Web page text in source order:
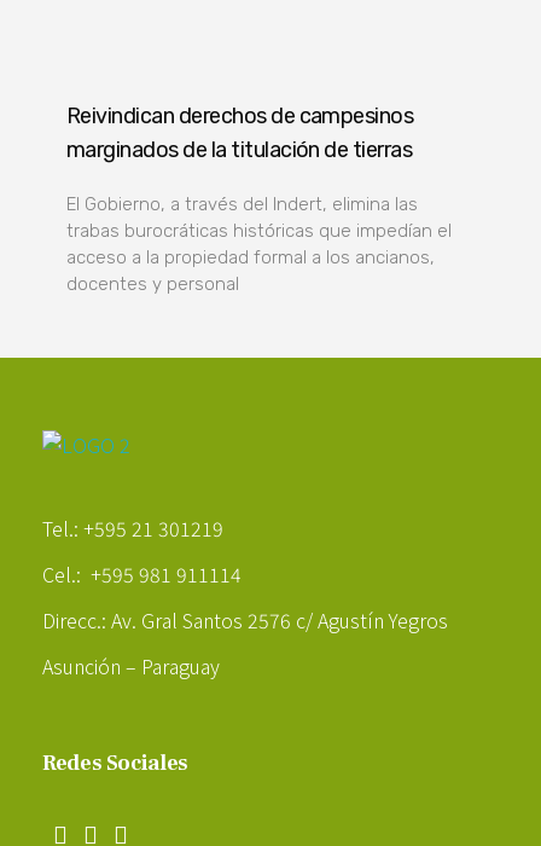
Reivindican derechos de campesinos
marginados de la titulación de tierras
El Gobierno, a través del Indert, elimina las
trabas burocráticas históricas que impedían el
acceso a la propiedad formal a los ancianos,
docentes y personal
Tel.: +595 21 301219
Cel.: +595 981 911114
Direcc.: Av. Gral Santos 2576 c/ Agustín Yegros
Asunción – Paraguay
Redes Sociales